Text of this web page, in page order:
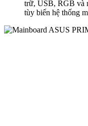
trữ, USB, RGB và
tùy biến hệ thống